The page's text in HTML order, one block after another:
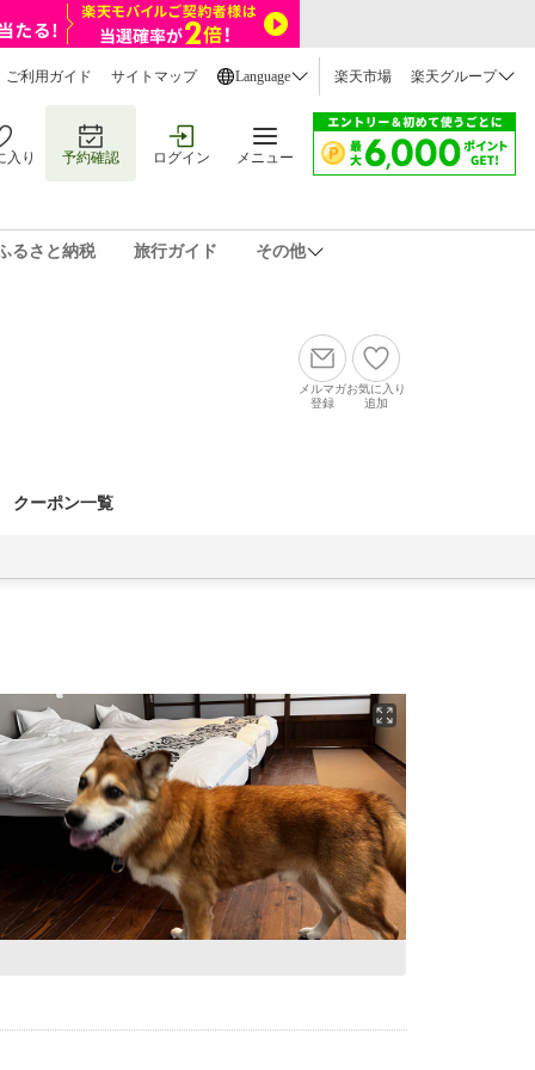
ご利用ガイド サイトマップ Language 楽天市場 楽天グループ
入り 予約確認 ログイン メニュー
るさと納税 旅行ガイド その他
メルマガ
登録
お気に入り
追加
クーポン一覧